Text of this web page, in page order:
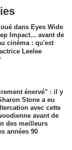
dans Eyes Wide
Impact... avant de
cinéma : qu'est
Leelee
énervé" : il y
Stone a eu
avec cette
avant de
des meilleurs
années 90